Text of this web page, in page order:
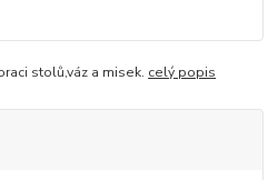
stolů,váz a misek. celý popis